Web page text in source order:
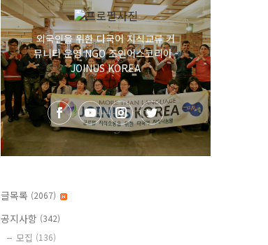
외국인을 위한 다국어 지식교류 커
뮤니티 운영 NGO 조인어스코리아 -
JOINUS KOREA
글목록 (2067)
공지사항 (342)
모집 (136)